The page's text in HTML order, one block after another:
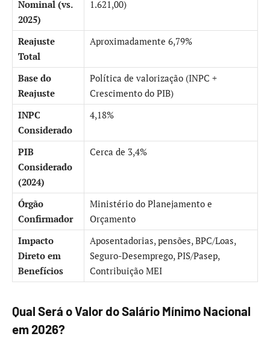
Nominal (vs.
2025)
1.621,00)
Reajuste
Total
Aproximadamente 6,79%
Base do
Reajuste
Política de valorização (INPC +
Crescimento do PIB)
INPC
Considerado
4,18%
PIB
Considerado
(2024)
Cerca de 3,4%
Órgão
Confirmador
Ministério do Planejamento e
Orçamento
Impacto
Direto em
Benefícios
Aposentadorias, pensões, BPC/Loas,
Seguro-Desemprego, PIS/Pasep,
Contribuição MEI
Qual Será o Valor do Salário Mínimo Nacional
em 2026?